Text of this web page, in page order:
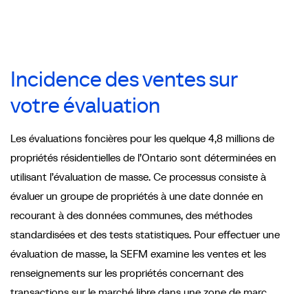
Incidence des ventes sur
votre évaluation
Les évaluations foncières pour les quelque 4,8 millions de
propriétés résidentielles de l’Ontario sont déterminées en
utilisant l’évaluation de masse. Ce processus consiste à
évaluer un groupe de propriétés à une date donnée en
recourant à des données communes, des méthodes
standardisées et des tests statistiques. Pour effectuer une
évaluation de masse, la SEFM examine les ventes et les
renseignements sur les propriétés concernant des